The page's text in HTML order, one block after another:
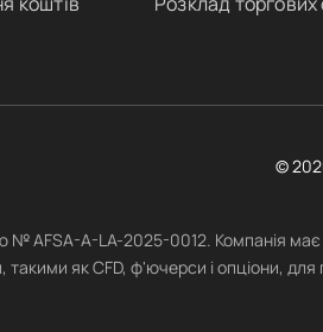
©
AFSA-A-LA-2025-0012. Компанія має
як CFD, ф'ючерси і опціони, для